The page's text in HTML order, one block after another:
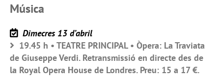
Música
Dimecres 13 d’abril
19.45 h • TEATRE PRINCIPAL • Òpera: La Traviata
de Giuseppe Verdi. Retransmissió en directe des de
la Royal Opera House de Londres. Preu: 15 a 17 €.